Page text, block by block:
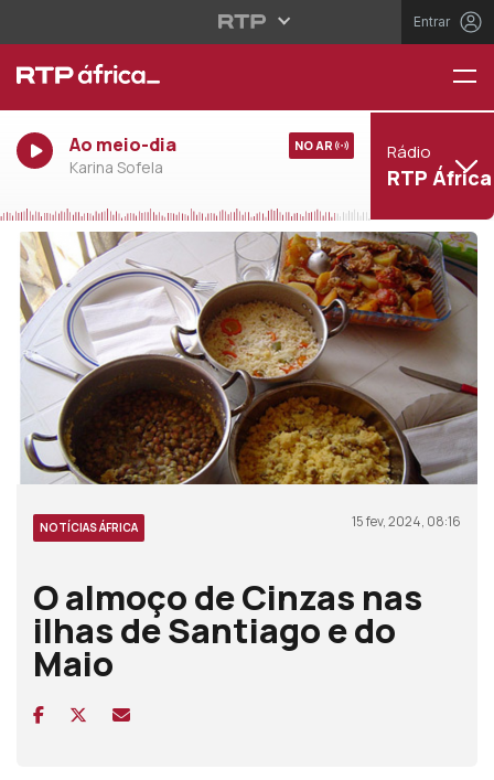
Entrar
Ao meio-dia
Karina Sofela
NO AR Rádio
RTP África
NOTÍCIAS ÁFRICA 15 fev, 2024, 08:16
O almoço de Cinzas nas
ilhas de Santiago e do
Maio